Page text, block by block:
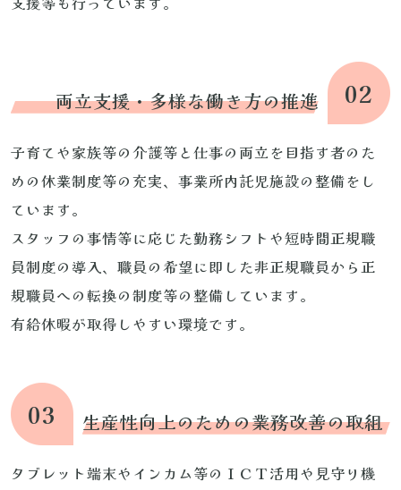
02
両立支援・多様な働き方の推進
子育てや家族等の介護等と仕事の両立を目指す者のた
めの休業制度等の充実、事業所内託児施設の整備をし
ています。
スタッフの事情等に応じた勤務シフトや短時間正規職
員制度の導入、職員の希望に即した非正規職員から正
規職員への転換の制度等の整備しています。
有給休暇が取得しやすい環境です。
03 生産性向上のための業務改善の取組
タブレット端末やインカム等のＩＣＴ活用や見守り機